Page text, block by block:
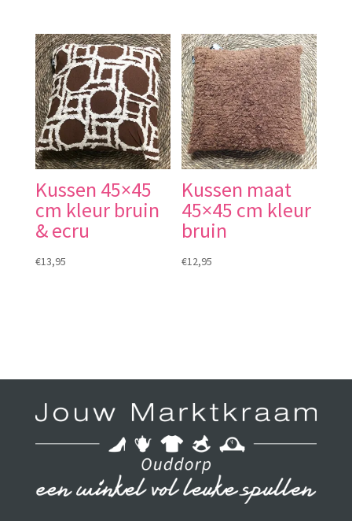
Kussen 45×45
cm kleur bruin
& ecru
€13,95
Kussen maat
45×45 cm kleur
bruin
€12,95